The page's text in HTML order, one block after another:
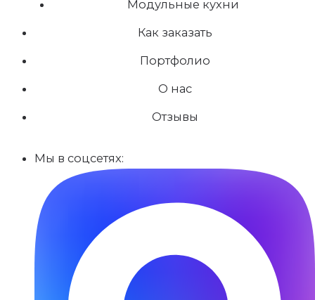
Модульные кухни
Как заказать
Портфолио
О нас
Отзывы
Мы в соцсетях: